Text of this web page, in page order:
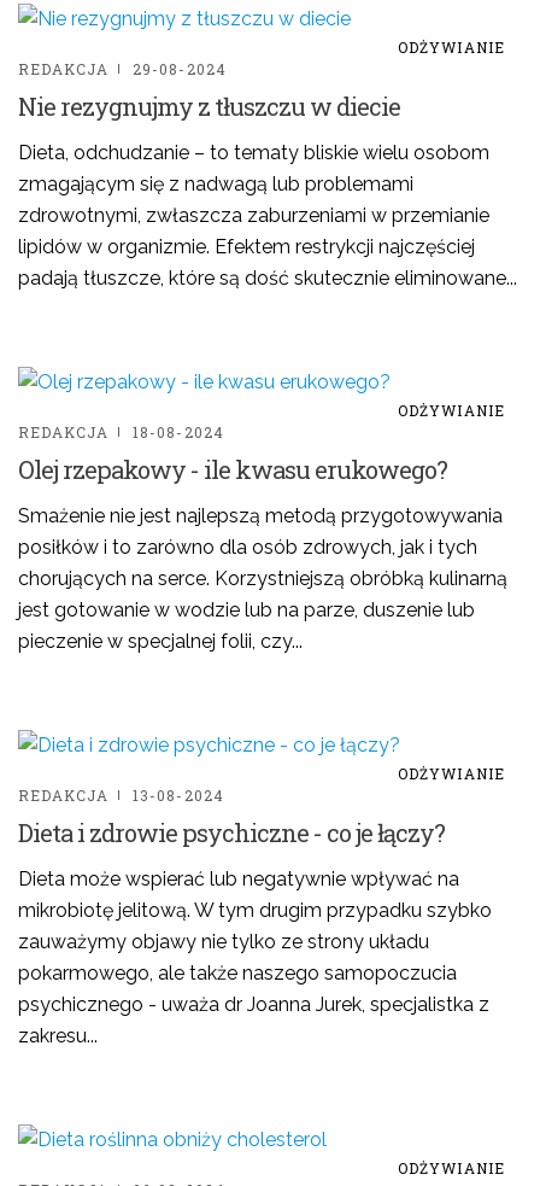
ODŻYWIANIE
REDAKCJA
29-08-2024
Nie rezygnujmy z tłuszczu w diecie
Dieta, odchudzanie – to tematy bliskie wielu osobom
zmagającym się z nadwagą lub problemami
zdrowotnymi, zwłaszcza zaburzeniami w przemianie
lipidów w organizmie. Efektem restrykcji najczęściej
padają tłuszcze, które są dość skutecznie eliminowane...
ODŻYWIANIE
REDAKCJA
18-08-2024
Olej rzepakowy - ile kwasu erukowego?
Smażenie nie jest najlepszą metodą przygotowywania
posiłków i to zarówno dla osób zdrowych, jak i tych
chorujących na serce. Korzystniejszą obróbką kulinarną
jest gotowanie w wodzie lub na parze, duszenie lub
pieczenie w specjalnej folii, czy...
ODŻYWIANIE
REDAKCJA
13-08-2024
Dieta i zdrowie psychiczne - co je łączy?
Dieta może wspierać lub negatywnie wpływać na
mikrobiotę jelitową. W tym drugim przypadku szybko
zauważymy objawy nie tylko ze strony układu
pokarmowego, ale także naszego samopoczucia
psychicznego - uważa dr Joanna Jurek, specjalistka z
zakresu...
ODŻYWIANIE